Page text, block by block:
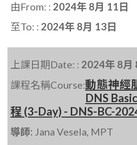
由From: : 2024年 8月 11日
至To: : 2024年 8月 13日
上課日期Date: : 2024年 8月
課程名稱Course:動態神經
DNS
程 (3-Day) - DNS-BC-
導師: Jana Vesela, MPT